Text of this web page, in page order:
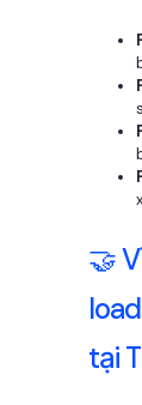
🤝
tại